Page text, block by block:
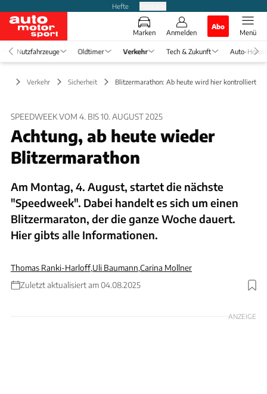
Hefte
Marken Anmelden
Abo
Menü
Nutzfahrzeuge Oldtimer Verkehr Tech & Zukunft Auto-
Verkehr Sicherheit Blitzermarathon: Ab heute wird hier kontrolliert
SPEEDWEEK VOM 4. BIS 10. AUGUST 2025
Achtung, ab heute wieder
Blitzermarathon
Am Montag, 4. August, startet die nächste
"Speedweek". Dabei handelt es sich um einen
Blitzermaraton, der die ganze Woche dauert.
Hier gibts alle Informationen.
Thomas Ranki-Harloff,Uli Baumann,Carina Mollner
Zuletzt aktualisiert am 04.08.2025
Foto: Canva
ANZEIGE